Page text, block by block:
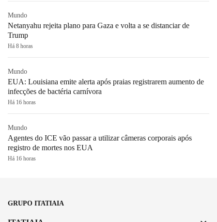
Mundo
Netanyahu rejeita plano para Gaza e volta a se distanciar de
Trump
Há 8 horas
Mundo
EUA: Louisiana emite alerta após praias registrarem aumento de
infecções de bactéria carnívora
Há 16 horas
Mundo
Agentes do ICE vão passar a utilizar câmeras corporais após
registro de mortes nos EUA
Há 16 horas
GRUPO ITATIAIA